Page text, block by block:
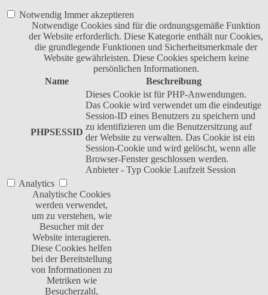
Notwendig Immer akzeptieren
Notwendige Cookies sind für die ordnungsgemäße Funktion
der Website erforderlich. Diese Kategorie enthält nur Cookies,
die grundlegende Funktionen und Sicherheitsmerkmale der
Website gewährleisten. Diese Cookies speichern keine
persönlichen Informationen.
Name
Beschreibung
PHPSESSID
Dieses Cookie ist für PHP-Anwendungen.
Das Cookie wird verwendet um die eindeutige
Session-ID eines Benutzers zu speichern und
zu identifizieren um die Benutzersitzung auf
der Website zu verwalten. Das Cookie ist ein
Session-Cookie und wird gelöscht, wenn alle
Browser-Fenster geschlossen werden.
Anbieter - Typ Cookie Laufzeit Session
Analytics
Analytische Cookies
werden verwendet,
um zu verstehen, wie
Besucher mit der
Website interagieren.
Diese Cookies helfen
bei der Bereitstellung
von Informationen zu
Metriken wie
Besucherzahl,